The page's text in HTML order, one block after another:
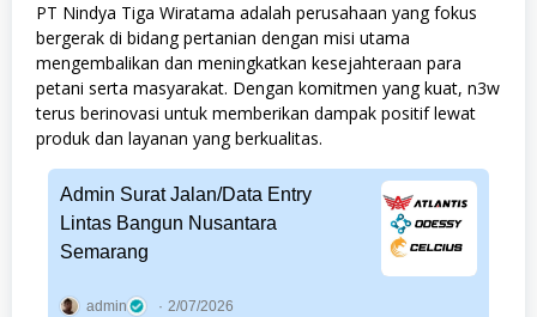
PT Nindya Tiga Wiratama adalah perusahaan yang fokus
bergerak di bidang pertanian dengan misi utama
mengembalikan dan meningkatkan kesejahteraan para
petani serta masyarakat. Dengan komitmen yang kuat, n3w
terus berinovasi untuk memberikan dampak positif lewat
produk dan layanan yang berkualitas.
Admin Surat Jalan/Data Entry
Lintas Bangun Nusantara
Semarang
admin 2/07/2026